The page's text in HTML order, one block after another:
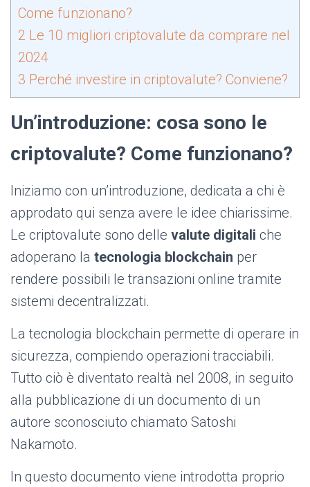
Come funzionano?
2 Le 10 migliori criptovalute da comprare nel
2024
3 Perché investire in criptovalute? Conviene?
Un’introduzione: cosa sono le
criptovalute? Come funzionano?
Iniziamo con un’introduzione, dedicata a chi è
approdato qui senza avere le idee chiarissime.
Le criptovalute sono delle valute digitali che
adoperano la tecnologia blockchain per
rendere possibili le transazioni online tramite
sistemi decentralizzati.
La tecnologia blockchain permette di operare in
sicurezza, compiendo operazioni tracciabili.
Tutto ciò è diventato realtà nel 2008, in seguito
alla pubblicazione di un documento di un
autore sconosciuto chiamato Satoshi
Nakamoto.
In questo documento viene introdotta proprio